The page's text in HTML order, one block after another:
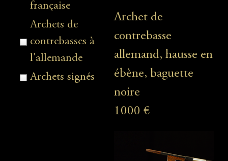
française
Archets de
contrebasses à
l'allemande
Archets signés
Archet de
contrebasse
allemand, hausse en
ébène, baguette
noire
1000 €